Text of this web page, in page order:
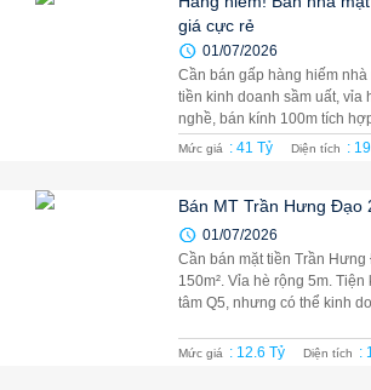
giá cực rẻ
01/07/2026
Cần bán gấp hàng hiếm
tiền kinh doanh sầm uất, vỉa
nghề, bán kính 100m tích
Mức giá : 41 Tỷ Diện tích :
Bán MT Trần Hưng Đạo
01/07/2026
Cần bán mặt tiền Trần
150m². Vỉa hè rộng 5m.
tâm Q5, nhưng có thể kinh
Mức giá : 12.6 Tỷ Diện tích :